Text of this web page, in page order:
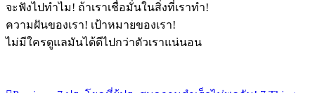
จะฟังไปทำไม! ถ้าเราเชื่อมั่นในสิ่งที่เราทำ!
ความฝันของเรา! เป้าหมายของเรา!
ไม่มีใครดูแลมันได้ดีไปกว่าตัวเราแน่นอน